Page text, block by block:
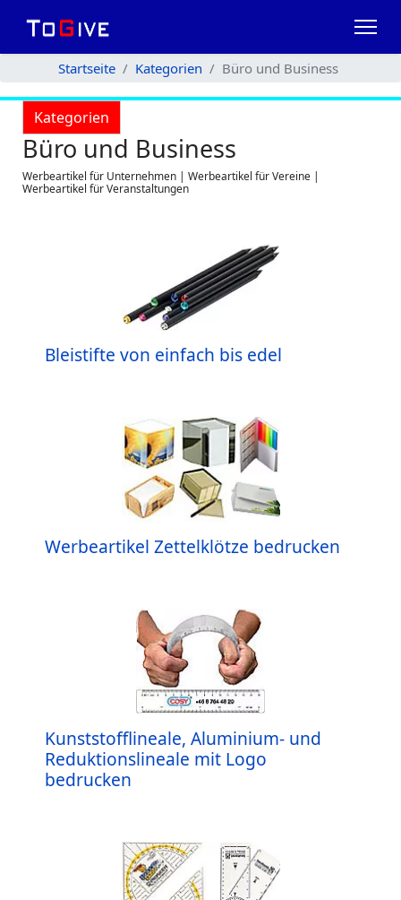
Startseite Kategorien Büro und Business
Kategorien
Büro und Business
Werbeartikel für Unternehmen | Werbeartikel für Vereine |
Werbeartikel für Veranstaltungen
Bleistifte von einfach bis edel
Werbeartikel Zettelklötze bedrucken
Kunststofflineale, Aluminium- und
Reduktionslineale mit Logo
bedrucken